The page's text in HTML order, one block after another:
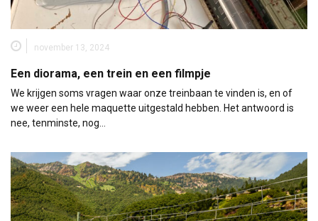
november 13, 2024
Een diorama, een trein en een filmpje
We krijgen soms vragen waar onze treinbaan te vinden is, en of
we weer een hele maquette uitgestald hebben. Het antwoord is
nee, tenminste, nog…